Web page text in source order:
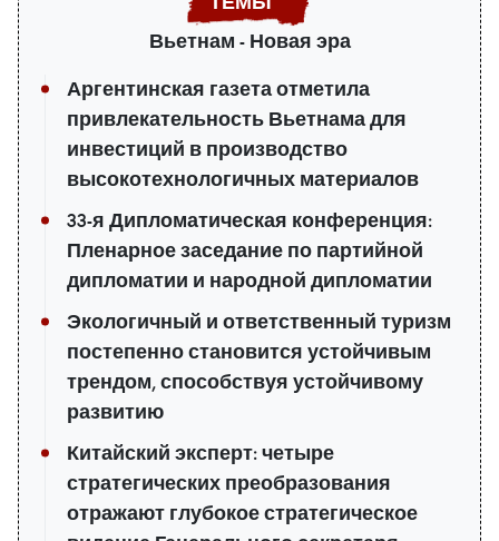
Вьетнам - Новая эра
Аргентинская газета отметила
привлекательность Вьетнама для
инвестиций в производство
высокотехнологичных материалов
33-я Дипломатическая конференция:
Пленарное заседание по партийной
дипломатии и народной дипломатии
Экологичный и ответственный туризм
постепенно становится устойчивым
трендом, способствуя устойчивому
развитию
Китайский эксперт: четыре
стратегических преобразования
отражают глубокое стратегическое